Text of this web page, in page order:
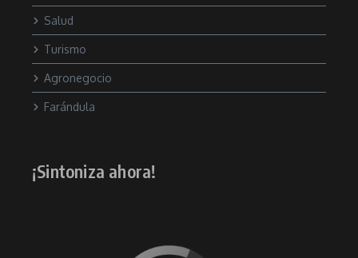
Salud
Turismo
Agronegocio
Farándula
¡Sintoniza ahora!